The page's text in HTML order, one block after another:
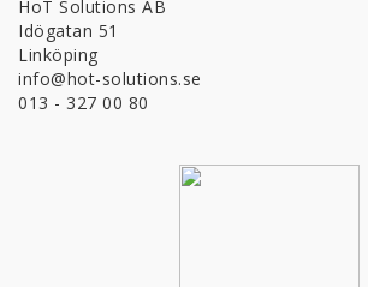
HoT Solutions AB
Idögatan 51
Linköping
info@hot-solutions.se
013 - 327 00 80